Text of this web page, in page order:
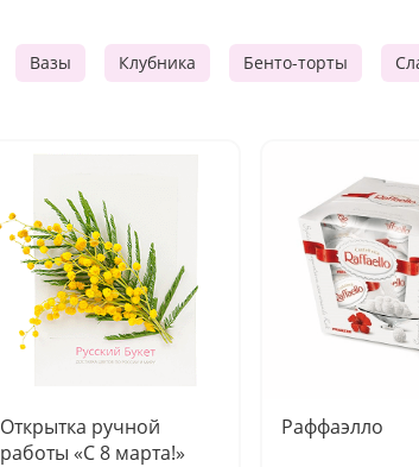
Вазы Клубника Бенто-торты
Открытка ручной
работы «С 8 марта!»
Раффаэлло